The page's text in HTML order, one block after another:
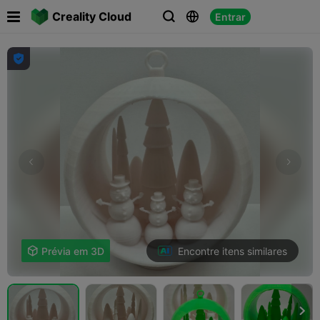
Creality Cloud   Entrar
 

 Prévia em 3D Encontre itens similares
